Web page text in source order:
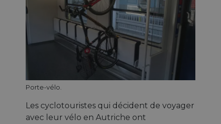
Porte-vélo.
Les cyclotouristes qui décident de voyager
avec leur vélo en Autriche ont